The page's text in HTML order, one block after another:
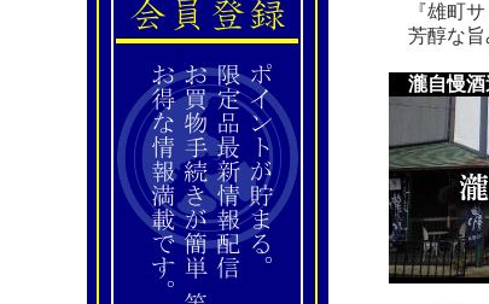
『雄町サ
芳醇な旨
瀧自慢